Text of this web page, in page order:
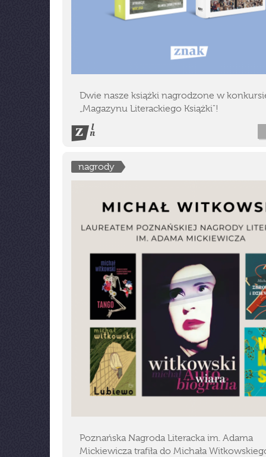
Dwie nasze książki nagrodzone w
„Magazynu Literackiego Książki"!
nagrody
Poznańska Nagroda Literacka im. Adama
Mickiewicza trafiła do Michała